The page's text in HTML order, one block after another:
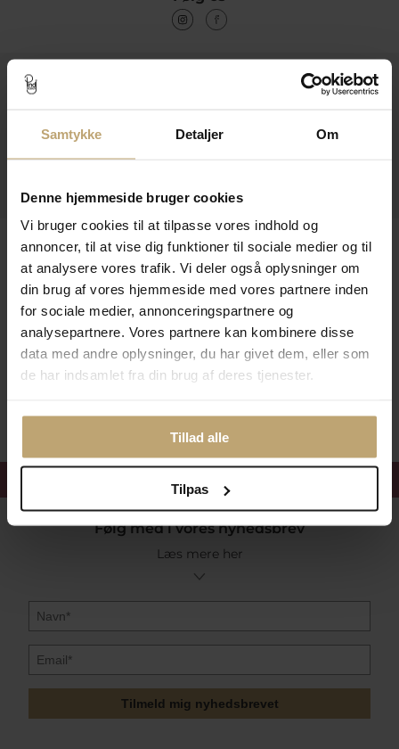
Samtykke Detaljer Om
Denne hjemmeside bruger cookies
Vi bruger cookies til at tilpasse vores indhold og
annoncer, til at vise dig funktioner til sociale medier og til
at analysere vores trafik. Vi deler også oplysninger om
din brug af vores hjemmeside med vores partnere inden
for sociale medier, annonceringspartnere og
analysepartnere. Vores partnere kan kombinere disse
data med andre oplysninger, du har givet dem, eller som
de har indsamlet fra din brug af deres tjenester.
Tillad alle
Tilpas
Kontakt
Leveringsmuligheder
Betalingsmuligheder
velkomstrabat
Følg med i vores nyhedsbrev
Læs mere her
Tilmeld mig nyhedsbrevet